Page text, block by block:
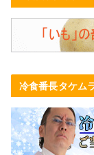
冷食番長タケム